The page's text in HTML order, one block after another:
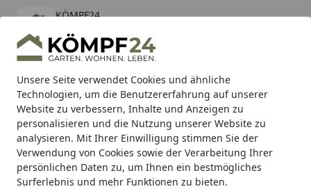
Unsere Seite verwendet Cookies und ähnliche
Technologien, um die Benutzererfahrung auf unserer
Website zu verbessern, Inhalte und Anzeigen zu
personalisieren und die Nutzung unserer Website zu
analysieren. Mit Ihrer Einwilligung stimmen Sie der
Verwendung von Cookies sowie der Verarbeitung Ihrer
persönlichen Daten zu, um Ihnen ein bestmögliches
Surferlebnis und mehr Funktionen zu bieten.
KÖMPF24
kostenlos - Im App Store
Hotline
Alle Produkte
Mein Konto
Suchen
Karibu Pools inkl. gratis Sandfilteranlage & Pool-
Starterset (Gesamtwert bis 468,99€)